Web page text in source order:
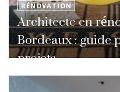
RÉNOVATION
Architecte en
Bordeaux : guide
projets